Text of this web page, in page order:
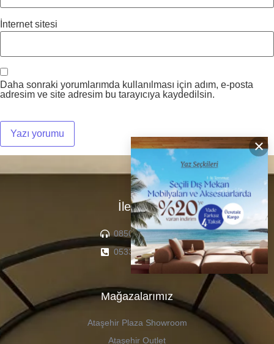
×
İnternet sitesi
Daha sonraki yorumlarımda kullanılması için adım, e-posta
adresim ve site adresim bu tarayıcıya kaydedilsin.
İletişim
0850 307 04 22
0533 336 71 13
Mağazalarımız
Ataşehir Plaza Showroom
Ataşehir Outlet